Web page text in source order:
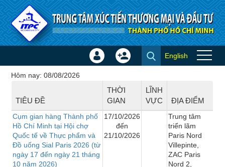
Truy cập nội dung luôn
Hội chợ - Triển lãm
Đăng
Tạo
English
Hôm nay: 08/08/2026
TIÊU ĐỀ
THỜI
GIAN
LĨNH
VỰC
ĐỊA ĐIỂM
Cụm gian hàng Thành phố
Hồ Chí Minh tại Hội chợ
Quốc tế về Thực phẩm và
Đồ uống Sial Paris 2026 (từ
ngày 17 đến ngày 21 tháng
10 năm 2026)
17/10/2026
đến
21/10/2026
Trung tâm
triển lãm
Paris Nord
Villepinte,
ZAC Paris
Nord 2,